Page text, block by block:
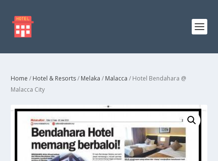
Home / Hotel & Resorts/ Melaka / Malacca / Hotel Bendahara @
Malacca City